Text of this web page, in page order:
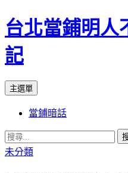
台北當鋪明人
記
搜
主選單
內
容
當鋪暗話
搜
尋
未分類